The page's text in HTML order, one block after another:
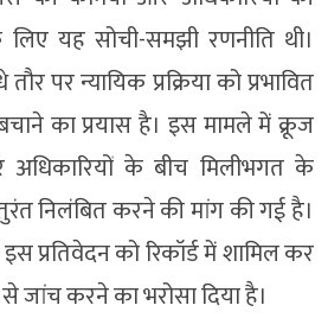
यह सोची-समझी रणनीति थी।
पर न्यायिक प्रक्रिया को प्रभावित
का प्रयास है। इस मामले में क्रूज
अधिकारियों के बीच मिलीभगत के
निलंबित करने की मांग की गई है।
प्रतिवेदन को रिकॉर्ड में शामिल कर
जांच करने का भरोसा दिया है।